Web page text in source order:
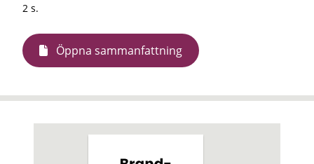
2 s.
Öppna sammanfattning